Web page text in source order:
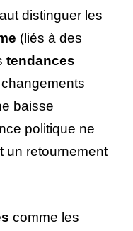
distinguer les
(liés à des
tendances
baisse
politique ne
un retournement
comme les